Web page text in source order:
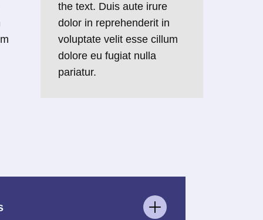
the text. Duis aute irure
dolor in reprehenderit in
voluptate velit esse cillum
dolore eu fugiat nulla
pariatur.